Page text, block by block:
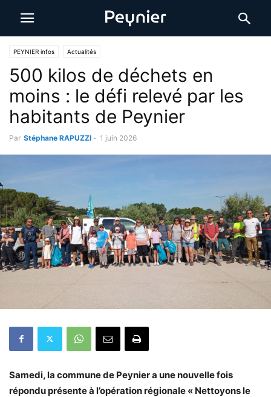
PEYNIER infos Actualités
500 kilos de déchets en
moins : le défi relevé par les
habitants de Peynier
Par Stéphane RAPUZZI - 1 juin 2026
Samedi, la commune de Peynier a une nouvelle fois
répondu présente à l’opération régionale « Nettoyons le